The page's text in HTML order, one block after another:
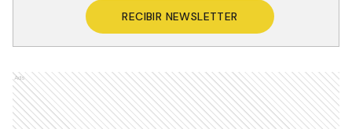
RECIBIR NEWSLETTER
Ads